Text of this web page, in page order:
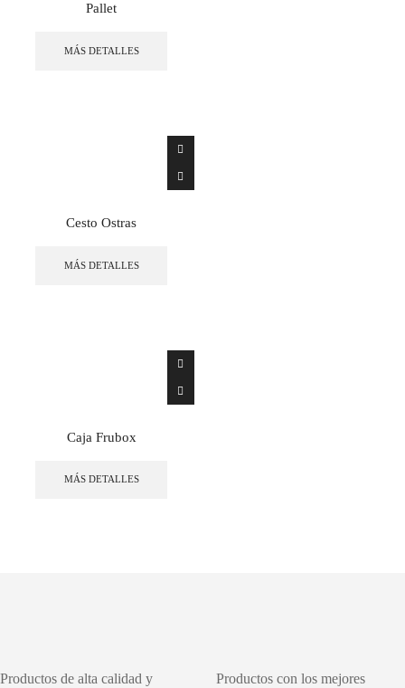
Pallet
MÁS DETALLES
Cesto Ostras
MÁS DETALLES
Caja Frubox
MÁS DETALLES
Productos de alta calidad y
Productos con los mejores